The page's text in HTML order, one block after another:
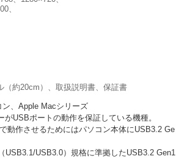
、
約20cm）、取扱説明書、保証書
、Apple Macシリーズ
USBポートの動作を保証している機種。
動作させるためにはパソコン本体にUSB3.2 Ge
USB3.1/USB3.0）規格に準拠したUSB3.2 Gen1